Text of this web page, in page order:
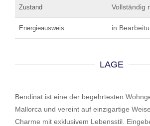
Zustand Vollständig
Energieausweis in
LAGE
Bendinat ist eine der begehrtesten
Mallorca und vereint auf einzigartige
Charme mit exklusivem Lebensstil.